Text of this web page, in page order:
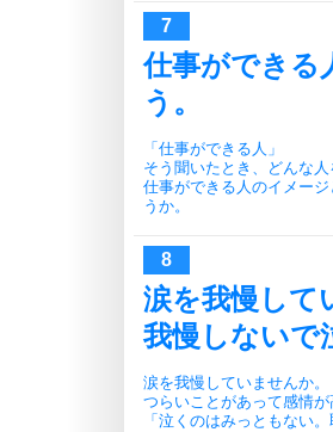
仕事ができる
う。
「仕事ができる人」
そう聞いたとき、どんな人
仕事ができる人のイメー
うか。
涙を我慢して
我慢しないで
涙を我慢していませんか。
つらいことがあって感情
「泣くのはみっともない